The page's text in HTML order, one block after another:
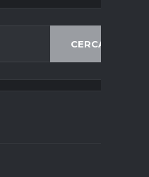
CERCA